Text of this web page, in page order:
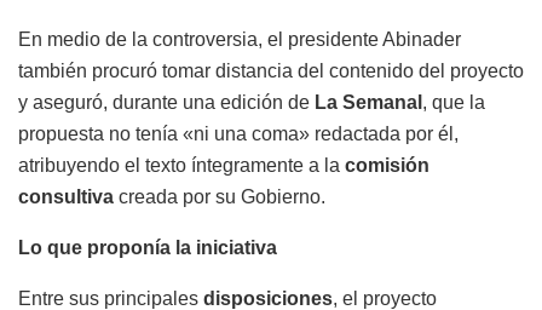
En medio de la controversia, el presidente Abinader
también procuró tomar distancia del contenido del proyecto
y aseguró, durante una edición de La Semanal , que la
propuesta no tenía «ni una coma» redactada por él,
atribuyendo el texto íntegramente a la comisión
consultiva creada por su Gobierno.
Lo que proponía la iniciativa
Entre sus principales disposiciones, el proyecto